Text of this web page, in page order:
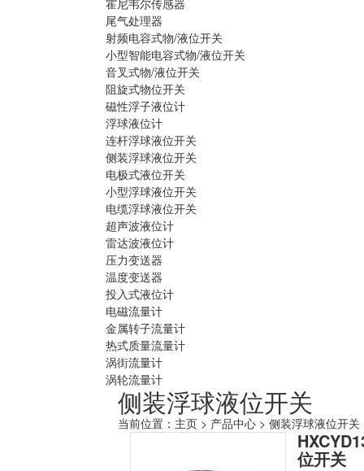
霍尼韦尔传感器
尾气处理器
射频电容式物/液位开关
小型智能电容式物/液位开关
音叉式物/液位开关
阻旋式物位开关
磁性浮子液位计
浮球液位计
连杆浮球液位开关
侧装浮球液位开关
电极式液位开关
小型浮球液位开关
电缆浮球液位开关
超声波液位计
雷达波液位计
压力变送器
温度变送器
投入式液位计
电磁流量计
金属转子流量计
热式质量流量计
涡街流量计
涡轮流量计
侧装浮球液位开关
当前位置： 主页 > 产品中心 > 侧装浮球液位开关
位开关